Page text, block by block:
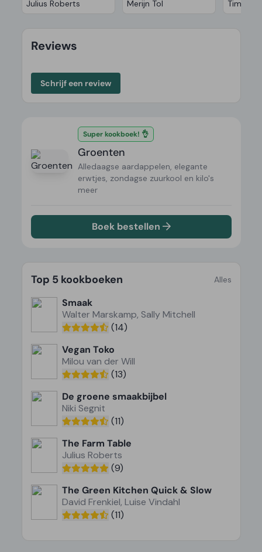
Julius Roberts Merijn Tol Tim
Reviews
Schrijf een review
Super kookboek! 👌
Groenten
Alledaagse aardappelen, elegante
erwtjes, zondagse zuurkool en kilo's
meer
Boek bestellen
Top 5 kookboeken Alles
Smaak
Walter Marskamp, Sally Mitchell
(14)
Vegan Toko
Milou van der Will
(13)
De groene smaakbijbel
Niki Segnit
(11)
The Farm Table
Julius Roberts
(9)
The Green Kitchen Quick & Slow
David Frenkiel, Luise Vindahl
(11)